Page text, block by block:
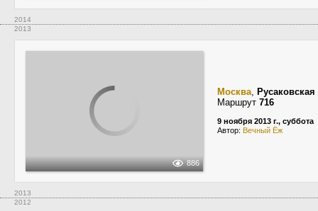
2014
2013
886
Москва,
Маршрут 716
9 ноября 2013 г., суббота
Автор: Вечный Ёж
2013
2012